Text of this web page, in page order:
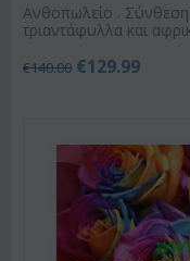
Ανθοπωλείο .
τριαντάφυλλα και
€140.00 €129.99